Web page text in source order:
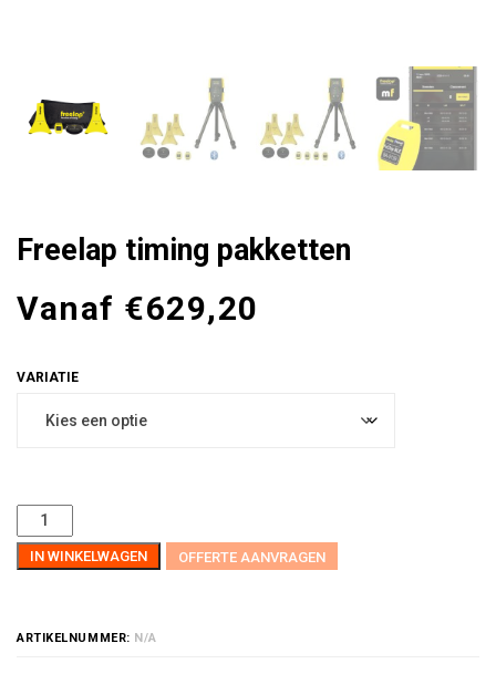
Freelap timing pakketten
Vanaf €629,20
IN WINKELWAGEN OFFERTE AANVRAGEN
ARTIKELNUMMER: N/A